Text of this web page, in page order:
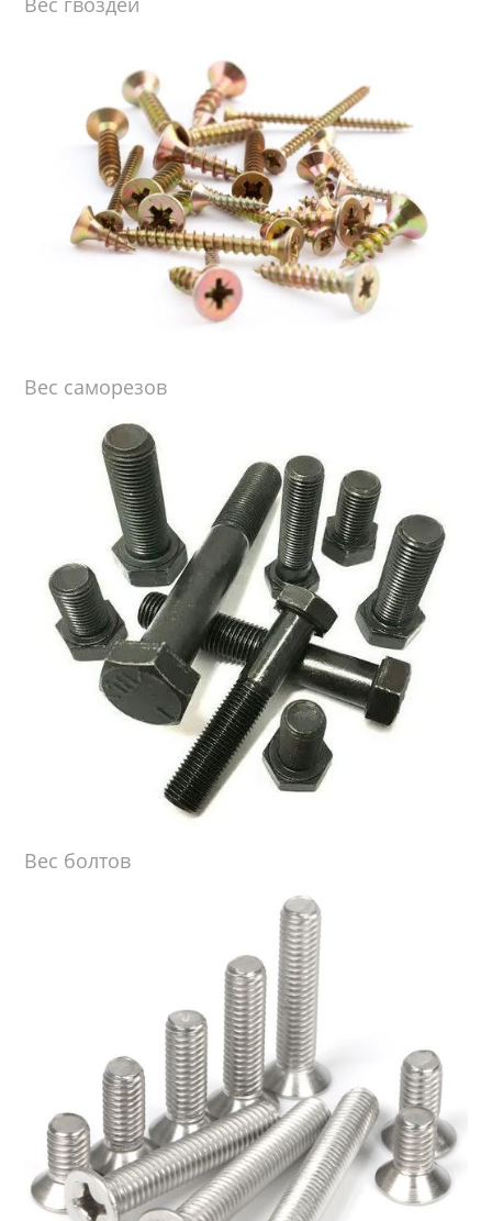
Вес саморезов
Вес болтов